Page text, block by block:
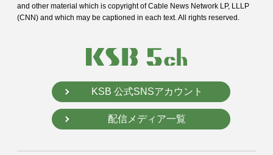
and other material which is copyright of Cable News Network LP, LLLP
(CNN) and which may be captioned in each text. All rights reserved.
KSB 公式SNSアカウント
配信メディア一覧